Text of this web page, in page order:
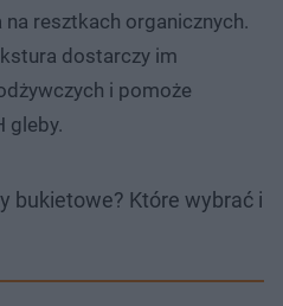
resztkach organicznych.
dostarczy im
i pomoże
gleby.
bukietowe? Które wybrać i